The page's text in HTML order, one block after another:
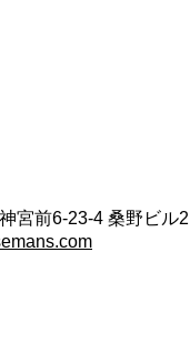
宮前6-23-4 桑野ビル2